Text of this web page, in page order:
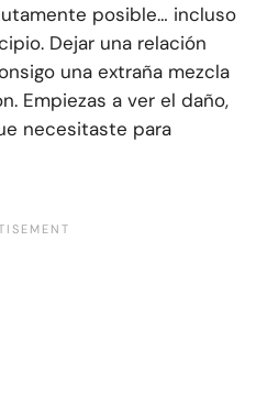
posible… incluso
Dejar una relación
una extraña mezcla
Empiezas a ver el daño,
necesitaste para